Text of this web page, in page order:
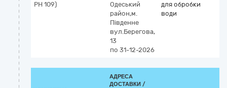
РН 109)
Одеський
район,м.
Південне
вул.Берегова,
13
по 31-12-2026
для обробки
води
АДРЕСА
ДОСТАВКИ /